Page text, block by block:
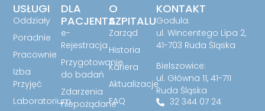
O
SZPITALU
Zarząd
Historia
Kariera
Aktualizacje
FAQ
DLA
PACJENTA
e-
Rejestracja
Przygotowanie
do badań
Zdarzenia
niepożądane
USŁUGI
Oddziały
Poradnie
Pracownie
Izba
Przyjęć
Laboratorium
KONTAKT
Godula:
ul. Wincentego Lipa 2,
41-703 Ruda Śląska
Bielszowice:
ul. Główna 11, 41-711
Ruda Śląska
32 344 07 24